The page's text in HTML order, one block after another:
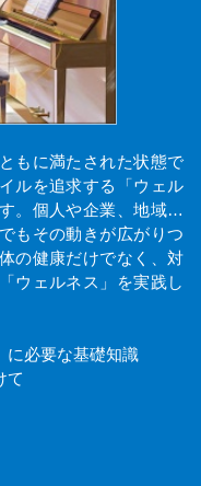
もに満たされた状態で
ルを追求する「ウェル
。個人や企業、地域…
もその動きが広がりつ
の健康だけでなく、対
ウェルネス」を実践し
に必要な基礎知識
て